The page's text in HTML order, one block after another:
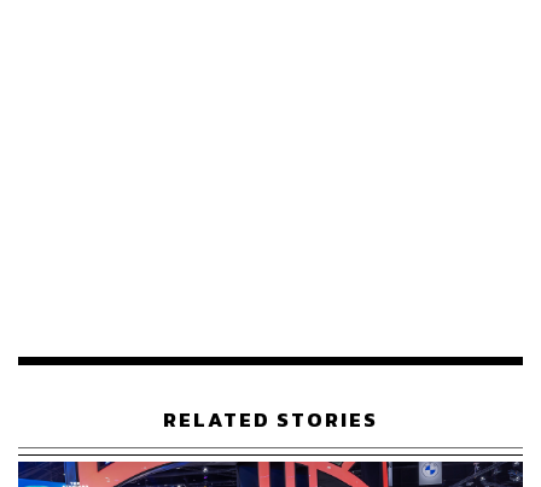
นไทย เริ่มเดินสายพานปี 2567-2568 กำลังผลิตเท่าไร ตั้
เกิดอะไรขึ้นกับอุตสาหกรรมยานยนต์ไทย? ครั้งนี้ไม่เห
มือนยุค 1980 ปิกอัพไทยเสี่ยงล่มสลาย ถูกกินรวบจาก E
V จีน
RELATED STORIES